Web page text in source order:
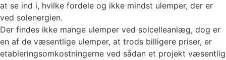
at se ind i, hvilke fordele og ikke mindst ulemper, der er
ved solenergien.
Der findes ikke mange ulemper ved solcelleanlæg, dog er
en af de væsentlige ulemper, at trods billigere priser, er
etableringsomkostningerne ved sådan et projekt væsentlig